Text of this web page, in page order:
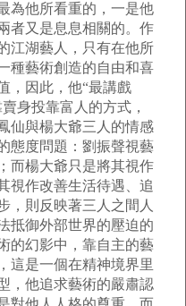
為他所看重的，一是他
者又是息息相關的。作
江湖藝人，只有在他所
種藝術創造的自由和喜
，因此，他“最講戲
身投靠富人的方式，
仙與楊大爺三人的情感
態度問題：劉振聲視藝
而楊大爺只是將其視作
視作改善生活待遇、追
，則反映著三人之間人
抵御外部世界的壓迫的
的幻影中，靠自主的藝
這是一個在精神境界里
，他追求藝術的嚴肅認